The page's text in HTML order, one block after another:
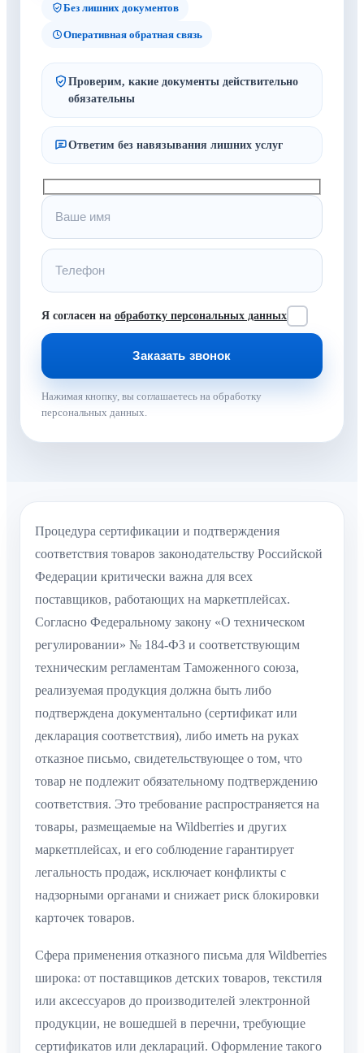
Без лишних документов
Оперативная обратная связь
Проверим, какие документы действительно
обязательны
Ответим без навязывания лишних услуг
Я согласен на обработку персональных данных
Нажимая кнопку, вы соглашаетесь на обработку
персональных данных.
Процедура сертификации и подтверждения
соответствия товаров законодательству Российской
Федерации критически важна для всех
поставщиков, работающих на маркетплейсах.
Согласно Федеральному закону «О техническом
регулировании» № 184-ФЗ и соответствующим
техническим регламентам Таможенного союза,
реализуемая продукция должна быть либо
подтверждена документально (сертификат или
декларация соответствия), либо иметь на руках
отказное письмо, свидетельствующее о том, что
товар не подлежит обязательному подтверждению
соответствия. Это требование распространяется на
товары, размещаемые на Wildberries и других
маркетплейсах, и его соблюдение гарантирует
легальность продаж, исключает конфликты с
надзорными органами и снижает риск блокировки
карточек товаров.
Сфера применения отказного письма для Wildberries
широка: от поставщиков детских товаров, текстиля
или аксессуаров до производителей электронной
продукции, не вошедшей в перечни, требующие
сертификатов или деклараций. Оформление такого